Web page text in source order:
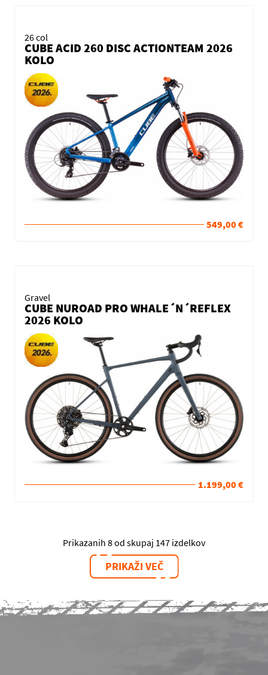
26 col
CUBE ACID 260 DISC ACTIONTEAM 2026
KOLO
549,00 €
Gravel
CUBE NUROAD PRO WHALE´N´REFLEX
2026 KOLO
1.199,00 €
Prikazanih 8 od skupaj 147 izdelkov
PRIKAŽI VEČ